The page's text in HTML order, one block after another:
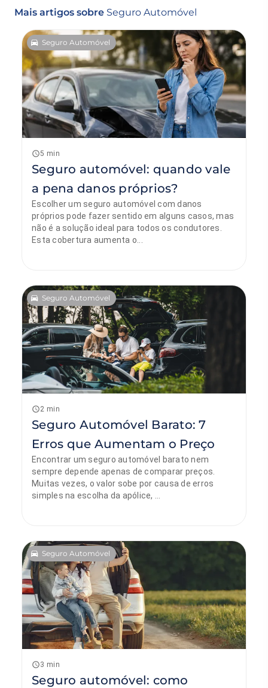
Mais artigos sobre Seguro Automóvel
Seguro Automóvel
5 min
Seguro automóvel: quando vale
a pena danos próprios?
Escolher um seguro automóvel com danos
próprios pode fazer sentido em alguns casos, mas
não é a solução ideal para todos os condutores.
Esta cobertura aumenta o...
Manuel Mello 11 de junho de 2026
Seguro Automóvel
2 min
Seguro Automóvel Barato: 7
Erros que Aumentam o Preço
Encontrar um seguro automóvel barato nem
sempre depende apenas de comparar preços.
Muitas vezes, o valor sobe por causa de erros
simples na escolha da apólice, ...
Sónia Sobral 12 de abril de 2026
Seguro Automóvel
3 min
Seguro automóvel: como